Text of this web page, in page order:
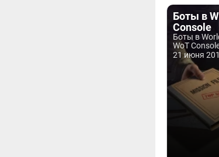
Боты в
Console
Боты в
WoT
21 июня